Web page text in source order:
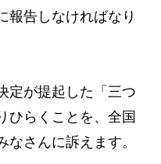
告しなければなり
定が提起した「三つ
ひらくことを、全国
さんに訴えます。